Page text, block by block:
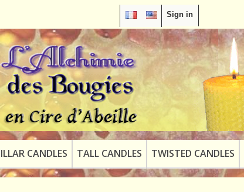
Sign in
CANDLES TALL CANDLES TWISTED CANDLES